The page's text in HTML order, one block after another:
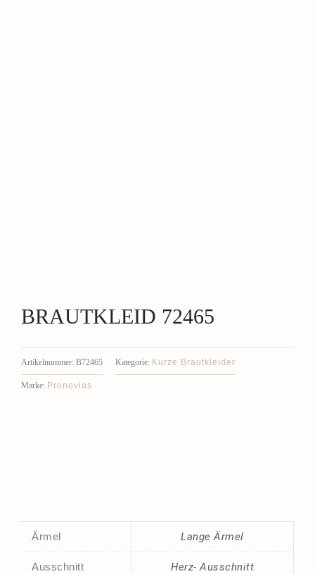
BRAUTKLEID 72465
Artikelnummer: B72465 Kategorie: Kurze Brautkleider
Marke: Pronovias
Ärmel Lange Ärmel
Ausschnitt Herz- Ausschnitt